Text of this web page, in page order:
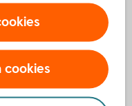
Exchange Traded
dessa som
dessa villkor
godkända
villkor samt
hemsidan.
cookies